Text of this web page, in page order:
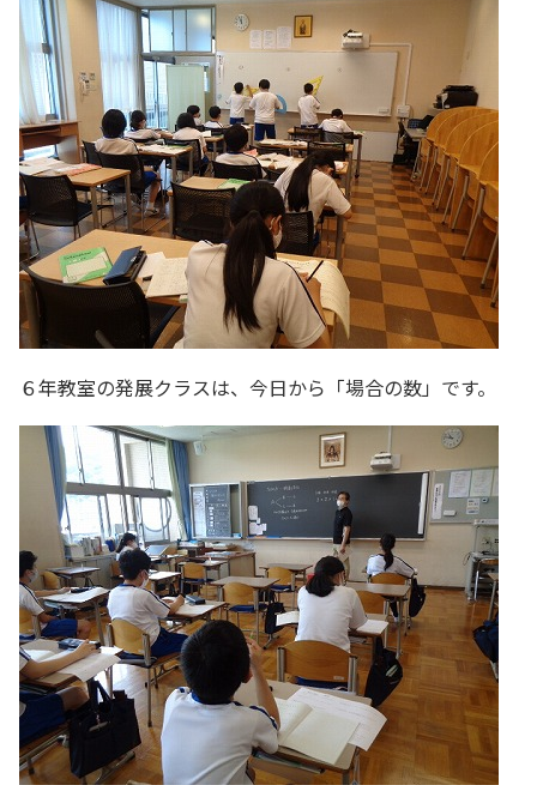
６年教室の発展クラスは、今日から「場合の数」です。